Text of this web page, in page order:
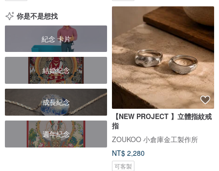
你是不是想找
紀念 卡片
結婚紀念
成長紀念
週年紀念
【NEW PROJECT 】立體指紋戒
指
ZOUKOO 小倉庫金工製作所
NT$ 2,280
可客製